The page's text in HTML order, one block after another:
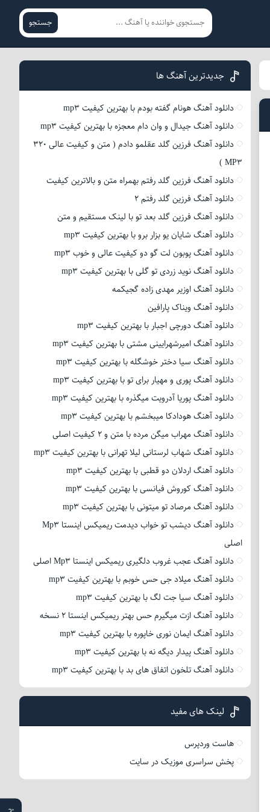
جستجو
جدیدترین آهنگ ها
دانلود آهنگ هونام گفته بودم با بهترین کیفیت mp3
دانلود آهنگ جیدال و وان دام معجزه با بهترین کیفیت mp3
دانلود آهنگ فرزین گلد عقلمو دادم ( متن و کیفیت عالی 320
MP3 )
دانلود آهنگ فرزین گلد رفتم بهمراه متن و بالاترین کیفیت
دانلود آهنگ فرزین گلد رفتم 2
دانلود آهنگ فرزین گلد بعد تو با لینک مستقیم و متن
دانلود آهنگ شایان یو بزار برو با بهترین کیفیت mp3
دانلود آهنگ پوبون لت گو دو کیفیت عالی و خوب mp3
دانلود آهنگ نوید زردی تو گلی با بهترین کیفیت mp3
دانلود آهنگ اوزیر مهدی زاده گجیکمه
دانلود آهنگ ویناک پارافین
دانلود آهنگ دورچی اجبار با بهترین کیفیت mp3
دانلود آهنگ امیرشهرایینی مشتی با بهترین کیفیت mp3
دانلود آهنگ سیا دختر خوشگله با بهترین کیفیت mp3
دانلود آهنگ پوری و مهیار برای تو با بهترین کیفیت mp3
دانلود آهنگ پوریا آدرویت میگذره با بهترین کیفیت mp3
دانلود آهنگ هودادکا میبخشم با بهترین کیفیت mp3
دانلود آهنگ مهراب میگن مرده با متن و 2 کیفیت اصلی
دانلود آهنگ شهاب لرستانی لیلا تهرانی با بهترین کیفیت mp3
دانلود آهنگ اردلان دو قطبی با بهترین کیفیت mp3
دانلود آهنگ کوروش فیانسی با بهترین کیفیت mp3
دانلود آهنگ مرصاد تو میتونی با بهترین کیفیت mp3
دانلود آهنگ دیشب تو خواب دیدمت ریمیکس اینستا Mp3
اصلی
دانلود آهنگ عجب غروب دلگیری ریمیکس اینستا Mp3 اصلی
دانلود آهنگ میلاد جی حس خوبم با بهترین کیفیت mp3
دانلود آهنگ سیا جت لگ با بهترین کیفیت mp3
دانلود آهنگ ازت میگیرم حس بهتر ریمیکس اینستا 2 نسخه
دانلود آهنگ ایمان نوری خاپوره با بهترین کیفیت mp3
دانلود آهنگ پیدار دیگه نه با بهترین کیفیت mp3
دانلود آهنگ تلخون اتفاق های بد با بهترین کیفیت mp3
لینک های مفید
هاست وردپرس
پخش سراسری موزیک در سایت